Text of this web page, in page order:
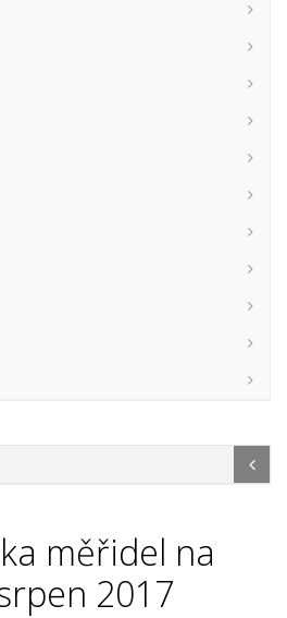
měřidel na
2017